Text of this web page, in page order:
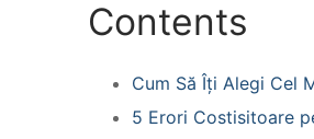
Contents
Cum Să Îți Alegi Cel
5 Erori Costisitoare